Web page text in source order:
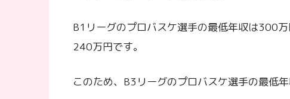
B1リーグのプロバスケ選手の最低年収は300
240万円です。
このため、B3リーグのプロバスケ選手の最低